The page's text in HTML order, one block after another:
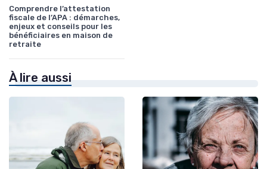
Comprendre l’attestation
fiscale de l’APA : démarches,
enjeux et conseils pour les
bénéficiaires en maison de
retraite
À lire aussi